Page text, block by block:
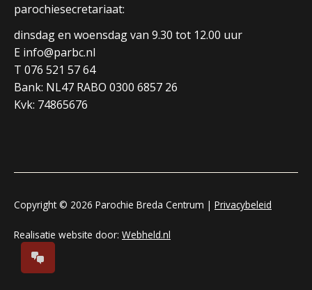
parochiesecretariaat:
dinsdag en woensdag van 9.30 tot 12.00 uur
E info@parbc.nl
T 076 521 57 64
Bank: NL47 RABO 0300 6857 26
Kvk: 74865676
Copyright © 2026 Parochie Breda Centrum | Privacybeleid
Realisatie website door: Webheld.nl